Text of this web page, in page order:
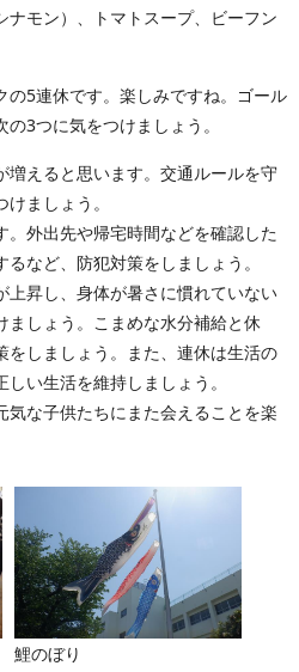
モン）、トマトスープ、ビーフン
の5連休です。楽しみですね。ゴール
3つに気をつけましょう。
増えると思います。交通ルールを守
ましょう。
外出先や帰宅時間などを確認した
など、防犯対策をしましょう。
上昇し、身体が暑さに慣れていない
ましょう。こまめな水分補給と休
をしましょう。また、連休は生活の
い生活を維持しましょう。
気な子供たちにまた会えることを楽
鯉のぼり